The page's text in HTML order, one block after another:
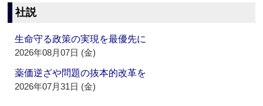
社説
生命守る政策の実現を最優先に
2026年08月07日 (金)
薬価逆ざや問題の抜本的改革を
2026年07月31日 (金)